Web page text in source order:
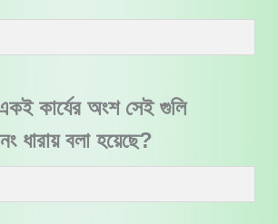
কার্যের অংশ সেই গুলি
ধারায় বলা হয়েছে?